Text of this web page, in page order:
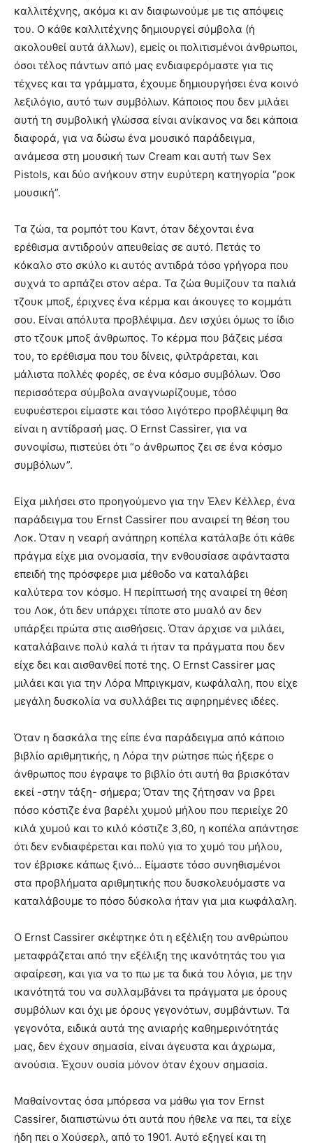
καλλιτέχνης, ακόμα κι αν διαφωνούμε με τις απόψεις
του. Ο κάθε καλλιτέχνης δημιουργεί σύμβολα (ή
ακολουθεί αυτά άλλων), εμείς οι πολιτισμένοι άνθρωποι,
όσοι τέλος πάντων από μας ενδιαφερόμαστε για τις
τέχνες και τα γράμματα, έχουμε δημιουργήσει ένα κοινό
λεξιλόγιο, αυτό των συμβόλων. Κάποιος που δεν μιλάει
αυτή τη συμβολική γλώσσα είναι ανίκανος να δει κάποια
διαφορά, για να δώσω ένα μουσικό παράδειγμα,
ανάμεσα στη μουσική των Cream και αυτή των Sex
Pistols, και δύο ανήκουν στην ευρύτερη κατηγορία “ροκ
μουσική”.
Τα ζώα, τα ρομπότ του Καντ, όταν δέχονται ένα
ερέθισμα αντιδρούν απευθείας σε αυτό. Πετάς το
κόκαλο στο σκύλο κι αυτός αντιδρά τόσο γρήγορα που
συχνά το αρπάζει στον αέρα. Τα ζώα θυμίζουν τα παλιά
τζουκ μποξ, έριχνες ένα κέρμα και άκουγες το κομμάτι
σου. Είναι απόλυτα προβλέψιμα. Δεν ισχύει όμως το ίδιο
στο τζουκ μποξ άνθρωπος. Το κέρμα που βάζεις μέσα
του, το ερέθισμα που του δίνεις, φιλτράρεται, και
μάλιστα πολλές φορές, σε ένα κόσμο συμβόλων. Όσο
περισσότερα σύμβολα αναγνωρίζουμε, τόσο
ευφυέστεροι είμαστε και τόσο λιγότερο προβλέψιμη θα
είναι η αντίδρασή μας. Ο Ernst Cassirer, για να
συνοψίσω, πιστεύει ότι “o άνθρωπος ζει σε ένα κόσμο
συμβόλων”.
Είχα μιλήσει στο προηγούμενο για την Έλεν Κέλλερ, ένα
παράδειγμα του Ernst Cassirer που αναιρεί τη θέση του
Λοκ. Όταν η νεαρή ανάπηρη κοπέλα κατάλαβε ότι κάθε
πράγμα είχε μια ονομασία, την ενθουσίασε αφάνταστα
επειδή της πρόσφερε μια μέθοδο να καταλάβει
καλύτερα τον κόσμο. Η περίπτωσή της αναιρεί τη θέση
του Λοκ, ότι δεν υπάρχει τίποτε στο μυαλό αν δεν
υπάρξει πρώτα στις αισθήσεις. Όταν άρχισε να μιλάει,
καταλάβαινε πολύ καλά τι ήταν τα πράγματα που δεν
είχε δει και αισθανθεί ποτέ της. Ο Ernst Cassirer μας
μιλάει και για την Λόρα Μπριγκμαν, κωφάλαλη, που είχε
μεγάλη δυσκολία να συλλάβει τις αφηρημένες ιδέες.
Όταν η δασκάλα της είπε ένα παράδειγμα από κάποιο
βιβλίο αριθμητικής, η Λόρα την ρώτησε πώς ήξερε ο
άνθρωπος που έγραψε το βιβλίο ότι αυτή θα βρισκόταν
εκεί -στην τάξη- σήμερα; Όταν της ζήτησαν να βρει
πόσο κόστιζε ένα βαρέλι χυμού μήλου που περιείχε 20
κιλά χυμού και το κιλό κόστιζε 3,60, η κοπέλα απάντησε
ότι δεν ενδιαφέρεται και πολύ για το χυμό του μήλου,
τον έβρισκε κάπως ξινό… Είμαστε τόσο συνηθισμένοι
στα προβλήματα αριθμητικής που δυσκολευόμαστε να
καταλάβουμε το πόσο δύσκολα ήταν για μια κωφάλαλη.
Ο Ernst Cassirer σκέφτηκε ότι η εξέλιξη του ανθρώπου
μεταφράζεται από την εξέλιξη της ικανότητάς του για
αφαίρεση, και για να το πω με τα δικά του λόγια, με την
ικανότητά του να συλλαμβάνει τα πράγματα με όρους
συμβόλων και όχι με όρους γεγονότων, συμβάντων. Τα
γεγονότα, ειδικά αυτά της ανιαρής καθημερινότητάς
μας, δεν έχουν σημασία, είναι άγευστα και άχρωμα,
ανούσια. Έχουν ουσία μόνον όταν έχουν σημασία.
Μαθαίνοντας όσα μπόρεσα να μάθω για τον Ernst
Cassirer, διαπιστώνω ότι αυτά που ήθελε να πει, τα είχε
ήδη πει ο Χούσερλ, από το 1901. Αυτό εξηγεί και τη